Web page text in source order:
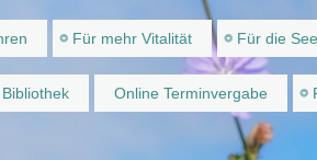
Für mehr Vitalität Für die
Online Terminvergabe